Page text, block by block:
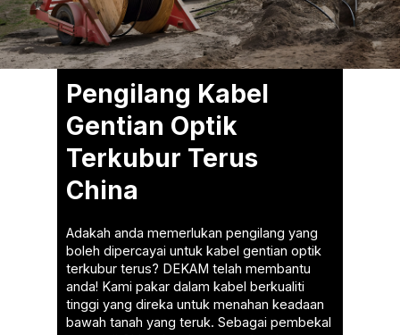
Pengilang Kabel
Gentian Optik
Terkubur Terus
China
Adakah anda memerlukan pengilang yang
boleh dipercayai untuk kabel gentian optik
terkubur terus? DEKAM telah membantu
anda! Kami pakar dalam kabel berkualiti
tinggi yang direka untuk menahan keadaan
bawah tanah yang teruk. Sebagai pembekal